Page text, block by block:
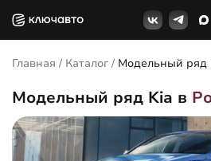
Главная / Каталог / Модельный ряд
Модельный ряд Kia в